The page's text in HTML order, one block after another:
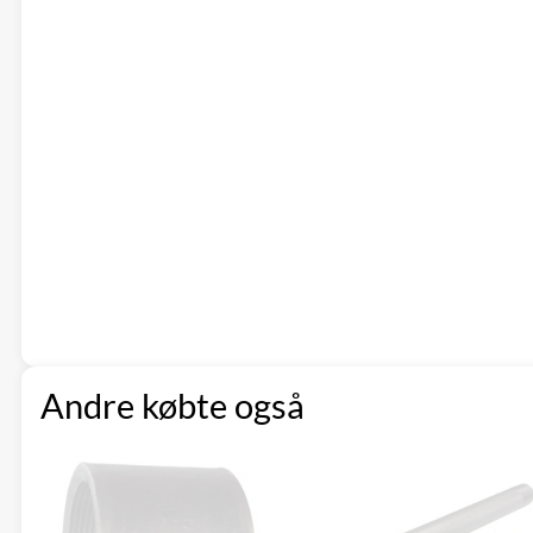
Andre købte også